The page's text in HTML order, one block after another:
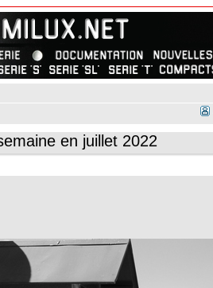
en juillet 2022